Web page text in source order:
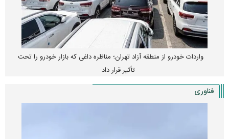
واردات خودرو از منطقه آزاد تهران؛ مناظره داغی که بازار خودرو را تحت
تأثیر قرار داد
فناوری